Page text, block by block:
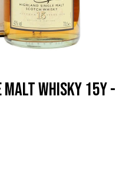
Whisky 15y -